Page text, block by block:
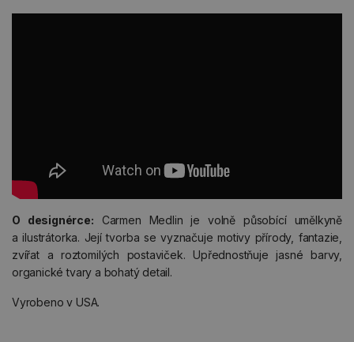
O designérce: Carmen Medlin je volně působící umělkyně
a ilustrátorka. Její tvorba se vyznačuje motivy přírody, fantazie,
zvířat a roztomilých postaviček. Upřednostňuje jasné barvy,
organické tvary a bohatý detail.
Vyrobeno v USA.